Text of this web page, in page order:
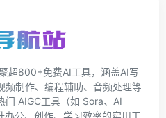
超800+免费AI工具，涵盖AI写
频制作、编程辅助、音频处理等
门 AIGC工具（如 Sora、AI
公、创作、学习效率的实用工